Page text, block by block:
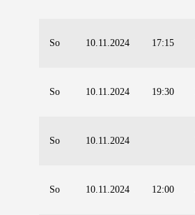
So 10.11.2024 17:15
So 10.11.2024 19:30
So 10.11.2024
So 10.11.2024 12:00